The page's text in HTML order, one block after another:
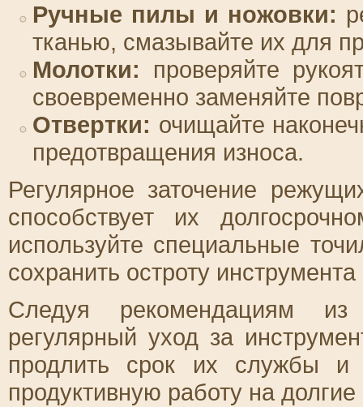
Ручные пилы и ножовки:
тканью, смазывайте их для
Молотки: проверяйте
своевременно заменяйте
Отвертки: очищайте
предотвращения износа.
Регулярное заточение
способствует их
используйте специальные
сохранить остроту
Следуя рекомендациям
регулярный уход за
продлить срок их службы и
продуктивную работу на долгие